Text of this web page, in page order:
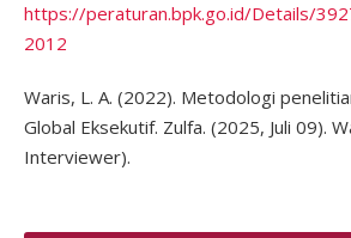
https://peraturan.bpk.go.id/Details/
2012
Waris, L. A. (2022). Metodologi
Global Eksekutif. Zulfa. (2025, Juli 09).
Interviewer).